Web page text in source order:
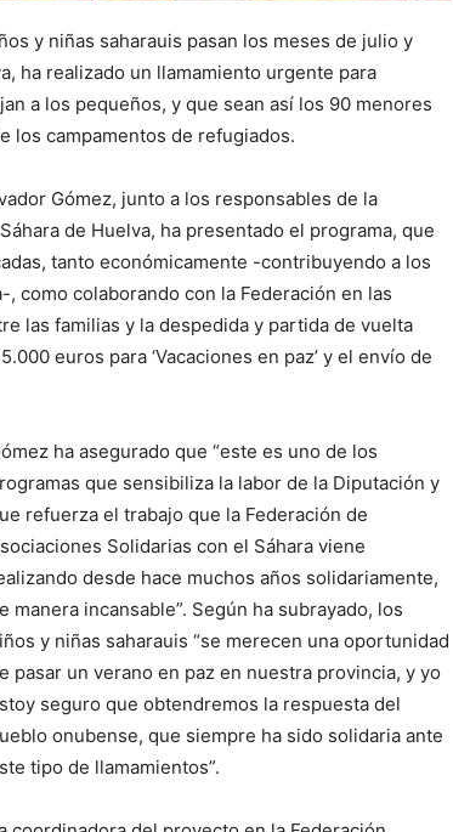
y niñas saharauis pasan los meses de julio y
ha realizado un llamamiento urgente para
a los pequeños, y que sean así los 90 menores
los campamentos de refugiados.
Gómez, junto a los responsables de la
de Huelva, ha presentado el programa, que
tanto económicamente -contribuyendo a los
como colaborando con la Federación en las
las familias y la despedida y partida de vuelta
euros para ‘Vacaciones en paz’ y el envío de
ha asegurado que “este es uno de los
que sensibiliza la labor de la Diputación y
refuerza el trabajo que la Federación de
Solidarias con el Sáhara viene
desde hace muchos años solidariamente,
manera incansable”. Según ha subrayado, los
y niñas saharauis “se merecen una oportunidad
pasar un verano en paz en nuestra provincia, y yo
seguro que obtendremos la respuesta del
onubense, que siempre ha sido solidaria ante
tipo de llamamientos”.